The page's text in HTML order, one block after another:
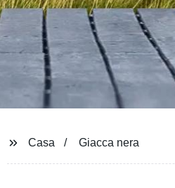
Casa Giacca nera